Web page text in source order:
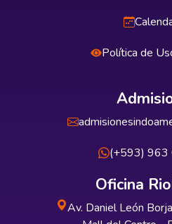
Política de
(+593)
Oficina
Av. Daniel León